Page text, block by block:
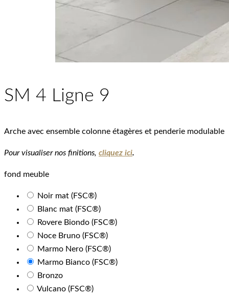
SM 4 Ligne 9
Arche avec ensemble colonne étagères et penderie modulable
Pour visualiser nos finitions, cliquez ici.
fond meuble
Noir mat (FSC®)
Blanc mat (FSC®)
Rovere Biondo (FSC®)
Noce Bruno (FSC®)
Marmo Nero (FSC®)
Marmo Bianco (FSC®)
Bronzo
Vulcano (FSC®)